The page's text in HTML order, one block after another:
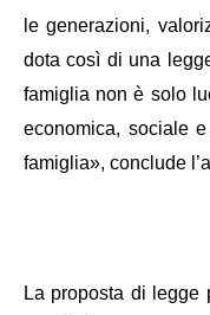
le generazioni,
dota così di una
famiglia non è solo
economica, sociale
famiglia», conclude
La proposta di legge